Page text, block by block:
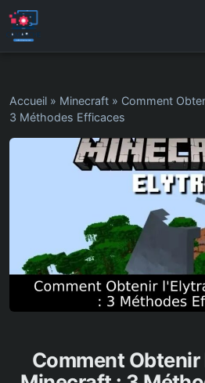
Accueil » Minecraft » Comment
3 Méthodes Efficaces
Comment Obtenir